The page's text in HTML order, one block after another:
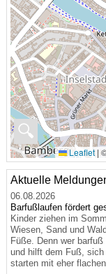
🔍
Leaflet |
Aktuelle
06.08.2026
Barfußlaufen fördert
Kinder ziehen im
Wiesen, Sand und
Füße. Denn wer
und hilft dem Fuß,
starten mit eher